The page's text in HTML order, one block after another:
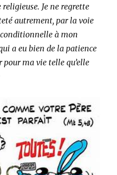
Je ne regrette
autrement, par la voie
à mon
a eu bien de la patience
ma vie telle qu’elle